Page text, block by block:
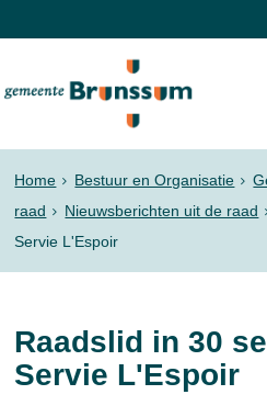
Home Bestuur en Organisatie
raad
Nieuwsberichten uit de raad
Servie L'Espoir
Raadslid in 30
Servie L'Espoir